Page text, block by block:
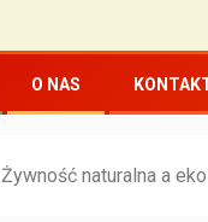
O NAS
Żywność naturalna a